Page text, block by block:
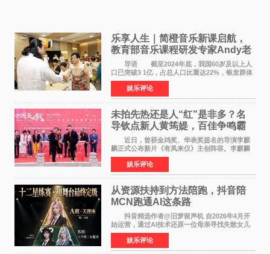
乐享人生｜简橙音乐新课启航，
教育部音乐课程研发专家Andy老
师重磅入驻领航银龄琴声
导语 截至2024年底，我国60岁及以上人
口已突破3 1亿，占总人口比重达22%，银发群体
的精神文化需求日益凸显。2024年1月，国务院办
公厅印发《关于发展银发经济增进老年人福祉的
意见》——这是
娱乐评论
未拍先热还是人“红”是非多？名
导钦点新人黄筠媞，百佳争鸣霸
气回应
近日，曾获金鸡奖、华表奖提名的导演李麒
麟正式公布新片《有凤来仪》主创阵容。李麒麟
早年凭电影《华容道》获得金鸡奖、华表奖提
名，此后长期参与国内外电影制作，其担任制片
人参与的作品亦曾
娱乐评论
从资源扶持到方法陪跑，抖音陪
MCN跑通AI这条路
抖音精选作者@旧梦留声机 自2026年4月开
始运营，通过AI技术还原一位母亲寻找失散女儿
的故事，凭借强情感表达获得大量用户关注，发
布仅21小时便获得超1亿曝光、超1000万互动。
此后，账号持续沿
娱乐评论